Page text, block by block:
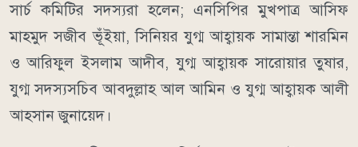
সার্চ কমিটির সদস্যরা হলেন; এনসিপির মুখপাত্র আসিফ
মাহমুদ সজীব ভূঁইয়া, সিনিয়র যুগ্ম আহ্বায়ক সামান্তা শারমিন
ও আরিফুল ইসলাম আদীব, যুগ্ম আহ্বায়ক সারোয়ার তুষার,
যুগ্ম সদস্যসচিব আবদুল্লাহ আল আমিন ও যুগ্ম আহ্বায়ক আলী
আহসান জুনায়েদ।